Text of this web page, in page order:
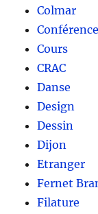
Colmar
Conférence
Cours
CRAC
Danse
Design
Dessin
Dijon
Etranger
Fernet
Filature